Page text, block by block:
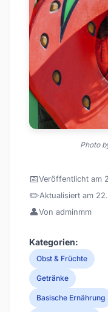
Photo
📅Veröffentlicht am
✏️Aktualisiert am
👤Von adminmm
Kategorien:
Obst & Früchte
Getränke
Basische Ernährung